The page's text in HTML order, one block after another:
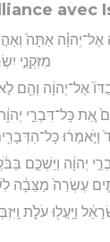
avec
אַתָּה֙
מִזִּקְנֵ֣י
אֶל־יְהוָ֔ה וְהֵ֖ם לֹ֣א
אֵ֚ת כָּל־דִּבְרֵ֣י
וַיֹּ֣אמְר֔וּ
יְהוָ֔ה וַיַּשְׁכֵּ֣ם
עֶשְׂרֵה֙ מַצֵּבָ֔ה
וַיַּֽעֲל֖וּ עֹלֹ֑ת